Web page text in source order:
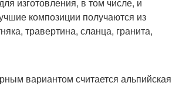
изготовления, в том числе, и
композиции получаются из
травертина, сланца, гранита,
вариантом считается альпийская